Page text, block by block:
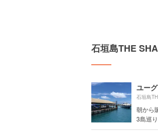
石垣島THE
ユー
石垣島
朝から
3島巡